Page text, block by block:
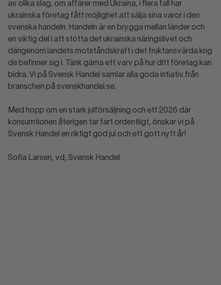
av olika slag, om affärer med Ukraina, i flera fall har
ukrainska företag fått möjlighet att sälja sina varor i den
svenska handeln. Handeln är en brygga mellan länder och
en viktig del i att stötta det ukrainska näringslivet och
därigenom landets motståndskraft i det fruktansvärda krig
de befinner sig i. Tänk gärna ett varv på hur ditt företag kan
bidra. Vi på Svensk Handel samlar alla goda intiativ från
branschen på svenskhandel.se.
Med hopp om en stark julförsäljning och ett 2026 där
konsumtionen återigen tar fart ordentligt, önskar vi på
Svensk Handel en riktigt god jul och ett gott nytt år!
Sofia Larsen, vd, Svensk Handel